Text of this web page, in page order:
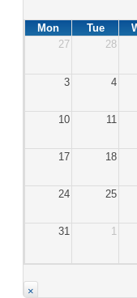
Mon Tue
27
28
3 4
10 11
17 18
24 25
31 1
×